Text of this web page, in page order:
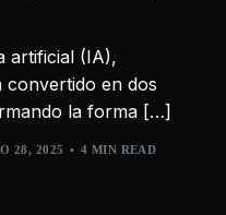
artificial (IA),
convertido en dos
la forma […]
28, 2025 4 MIN READ